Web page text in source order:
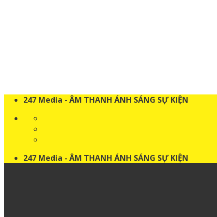
247 Media - ÂM THANH ÁNH SÁNG SỰ KIỆN
247 Media - ÂM THANH ÁNH SÁNG SỰ KIỆN